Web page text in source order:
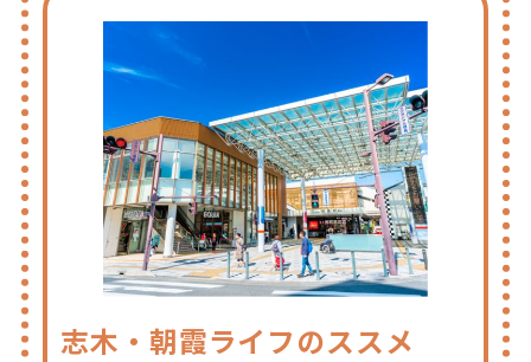
志木・朝霞ライフのススメ